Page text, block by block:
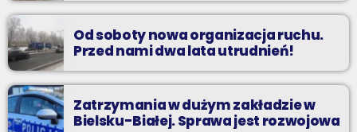
Od soboty nowa organizacja ruchu.
Przed nami dwa lata utrudnień!
Zatrzymania w dużym zakładzie w
Bielsku-Białej. Sprawa jest rozwojowa